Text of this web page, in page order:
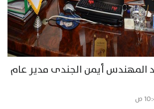
المهندس أيمن الجندى مدير عام